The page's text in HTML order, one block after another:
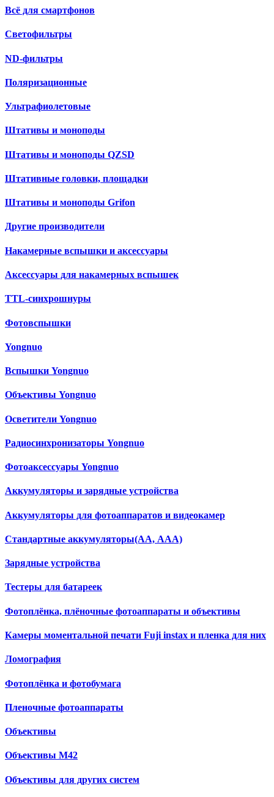
Всё для смартфонов
Светофильтры
ND-фильтры
Поляризационные
Ультрафиолетовые
Штативы и моноподы
Штативы и моноподы QZSD
Штативные головки, площадки
Штативы и моноподы Grifon
Другие производители
Накамерные вспышки и аксессуары
Аксессуары для накамерных вспышек
TTL-синхрошнуры
Фотовспышки
Yongnuo
Вспышки Yongnuo
Объективы Yongnuo
Осветители Yongnuo
Радиосинхронизаторы Yongnuo
Фотоаксессуары Yongnuo
Аккумуляторы и зарядные устройства
Аккумуляторы для фотоаппаратов и видеокамер
Cтандартные аккумуляторы(АА, ААА)
Зарядные устройства
Тестеры для батареек
Фотоплёнка, плёночные фотоаппараты и объективы
Камеры моментальной печати Fuji instax и пленка для них
Ломография
Фотоплёнка и фотобумага
Пленочные фотоаппараты
Объективы
Объективы М42
Объективы для других систем